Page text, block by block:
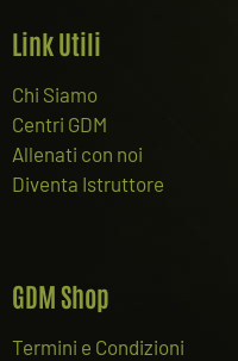
Link Utili
Chi Siamo
Centri GDM
Allenati con noi
Diventa Istruttore
GDM Shop
Termini e Condizioni